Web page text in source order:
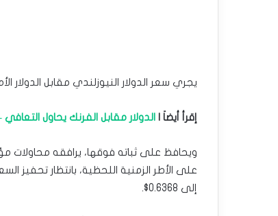
يجري سعر الدولار النيوزلندي مقابل الدولار الأمريكي
إقرأ أيضاَ | الدولار مقابل الفرنك يحاول التعافي –
ويحافظ على ثباته فوقها، يرافقه محاولات
على الأطر الزمنية اللحظية، بانتظار تحفيز
إلى 0.6368$.